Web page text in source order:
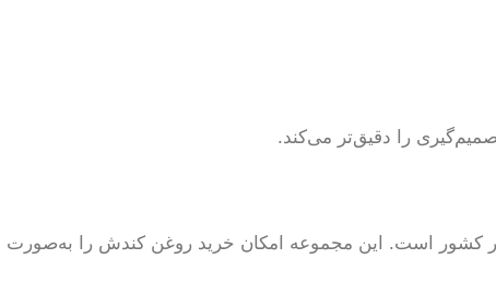
را دقیق‌تر می‌کند.
کشور است. این مجموعه امکان خرید روغن کندش را به‌صورت